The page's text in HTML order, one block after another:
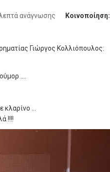
ανάγνωσης Κοινοποίηση:
Γιώργος Κολλιόπουλος:
….
κλαρίνο …
!!!!